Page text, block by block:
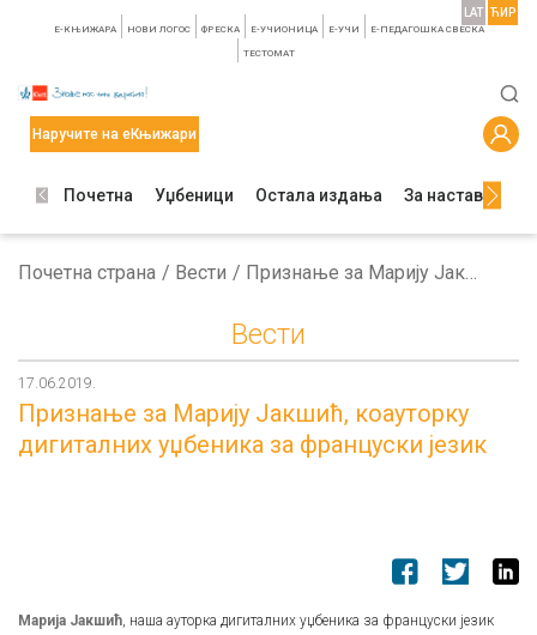
E-КЊИЖАРА НОВИ ЛОГОС ФРЕСКА E-УЧИОНИЦА E-УЧИ Е-ПЕДАГОШКА СВЕСКА
TЕСТОМАТ
LAT ЋИР
Наручите на еКњижари
Почетна Уџбеници Остала издања За наставнике
Почетна страна Вести Признање за Марију Јакшић, коауторку дигиталних уџбеника за француски језик
Вести
17.06.2019.
Признање за Марију Јакшић, коауторку
дигиталних уџбеника за француски језик
Марија Јакшић, наша ауторка дигиталних уџбеника за француски језик